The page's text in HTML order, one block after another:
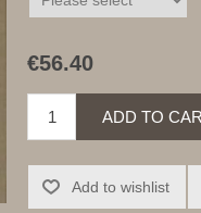
€56.40
ADD TO
Add to wishlist